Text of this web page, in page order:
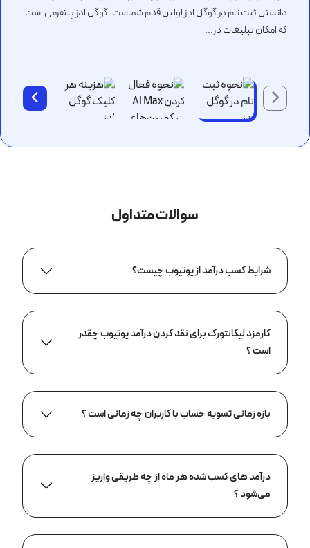
دانستن ثبت نام در گوگل ادز اولین قدم شماست. گوگل ادز پلتفرمی است
که امکان تبلیغات در...
سوالات متداول
شرایط کسب درآمد از یوتیوب چیست؟
کارمزد لیکانتورک برای نقد کردن درآمد یوتیوب چقدر
است ؟
بازه زمانی تسویه حساب با کاربران چه زمانی است ؟
درآمد های کسب شده هر ماه از چه طریقی واریز
می‌شود ؟